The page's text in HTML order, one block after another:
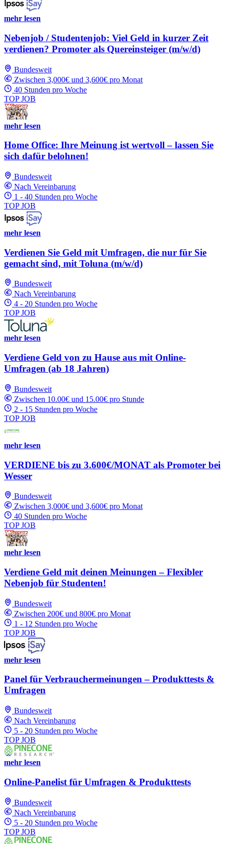
mehr lesen
Nebenjob / Studentenjob: Viel Geld in kurzer Zeit
verdienen? Promoter als Quereinsteiger (m/w/d)
Bundesweit
Zwischen 3,000€ und 3,600€ pro Monat
40 Stunden pro Woche
TOP JOB
mehr lesen
Home Office: Ihre Meinung ist wertvoll – lassen Sie
sich dafür belohnen!
Bundesweit
Nach Vereinbarung
1 - 40 Stunden pro Woche
TOP JOB
mehr lesen
Verdienen Sie Geld mit Umfragen, die nur für Sie
gemacht sind, mit Toluna (m/w/d)
Bundesweit
Nach Vereinbarung
4 - 20 Stunden pro Woche
TOP JOB
mehr lesen
Verdiene Geld von zu Hause aus mit Online-
Umfragen (ab 18 Jahren)
Bundesweit
Zwischen 10.00€ und 15.00€ pro Stunde
2 - 15 Stunden pro Woche
TOP JOB
mehr lesen
VERDIENE bis zu 3.600€/MONAT als Promoter bei
Wesser
Bundesweit
Zwischen 3,000€ und 3,600€ pro Monat
40 Stunden pro Woche
TOP JOB
mehr lesen
Verdiene Geld mit deinen Meinungen – Flexibler
Nebenjob für Studenten!
Bundesweit
Zwischen 200€ und 800€ pro Monat
1 - 12 Stunden pro Woche
TOP JOB
mehr lesen
Panel für Verbrauchermeinungen – Produkttests &
Umfragen
Bundesweit
Nach Vereinbarung
5 - 20 Stunden pro Woche
TOP JOB
mehr lesen
Online-Panelist für Umfragen & Produkttests
Bundesweit
Nach Vereinbarung
5 - 20 Stunden pro Woche
TOP JOB